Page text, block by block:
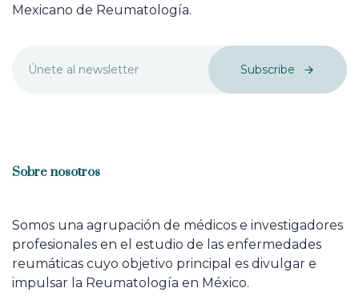
Mexicano de Reumatología.
Subscribe
Sobre nosotros
Somos una agrupación de médicos e investigadores
profesionales en el estudio de las enfermedades
reumáticas cuyo objetivo principal es divulgar e
impulsar la Reumatología en México.